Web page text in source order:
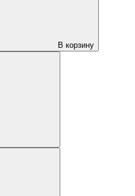
В корзину